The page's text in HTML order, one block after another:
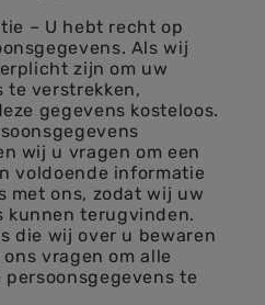
– U hebt recht op
Als wij
zijn om uw
te verstrekken,
gegevens kosteloos.
wij u vragen om een
voldoende informatie
met ons, zodat wij uw
kunnen terugvinden.
die wij over u bewaren
vragen om alle
te